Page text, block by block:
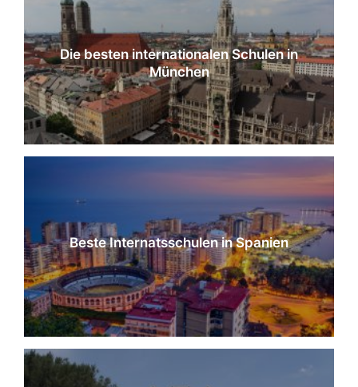
Die besten internationalen Schulen in
München
Beste Internatsschulen in Spanien